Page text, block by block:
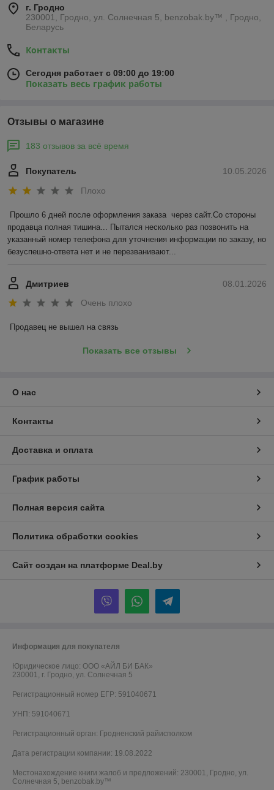
г. Гродно
230001, Гродно, ул. Солнечная 5, benzobak.by™ , Гродно,
Беларусь
Контакты
Сегодня работает с 09:00 до 19:00
Показать весь график работы
Отзывы о магазине
183 отзывов за всё время
10.05.2026
Покупатель
Плохо
Прошло 6 дней после оформления заказа  через сайт.Со стороны
продавца полная тишина... Пытался несколько раз позвонить на
указанный номер телефона для уточнения информации по заказу, но
безуспешно-ответа нет и не перезванивают...
08.01.2026
Дмитриев
Очень плохо
Продавец не вышел на связь
Показать все отзывы
О нас
Контакты
Доставка и оплата
График работы
Полная версия сайта
Политика обработки cookies
Сайт создан на платформе Deal.by
Информация для покупателя
Юридическое лицо: ООО «АЙЛ БИ БАК»
230001, г. Гродно, ул. Солнечная 5
Регистрационный номер ЕГР: 591040671
УНП: 591040671
Регистрационный орган: Гродненский райисполком
Дата регистрации компании: 19.08.2022
Местонахождение книги жалоб и предложений: 230001, Гродно, ул.
Солнечная 5, benzobak.by™